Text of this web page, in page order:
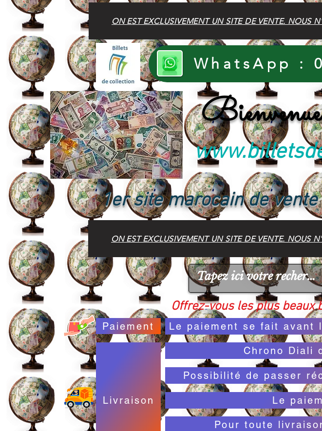
ON EST EXCLUSIVEMENT UN SITE DE VENTE. NOUS
WhatsApp :
1er site marocain de
ON EST EXCLUSIVEMENT UN SITE DE VENTE. NOUS
Offrez-vous les plus beaux
Paiement Le paiement se fait avant
Livraison
Chrono Diali
Possibilité de passer
Le
Pour toute